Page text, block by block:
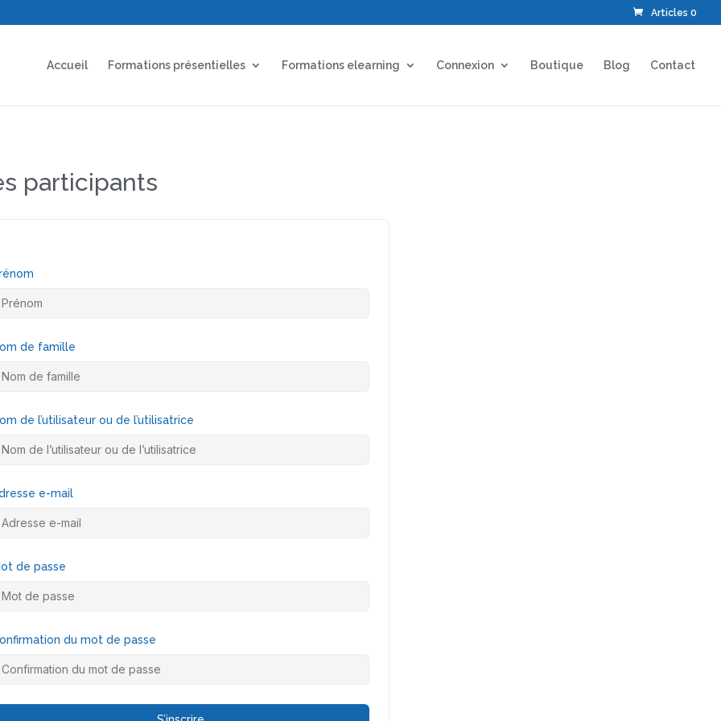
Articles 0
Accueil Formations présentielles Formations elearning Connexion Boutique Blog Contact
participants
de famille
de l’utilisateur ou de l’utilisatrice
e-mail
de passe
du mot de passe